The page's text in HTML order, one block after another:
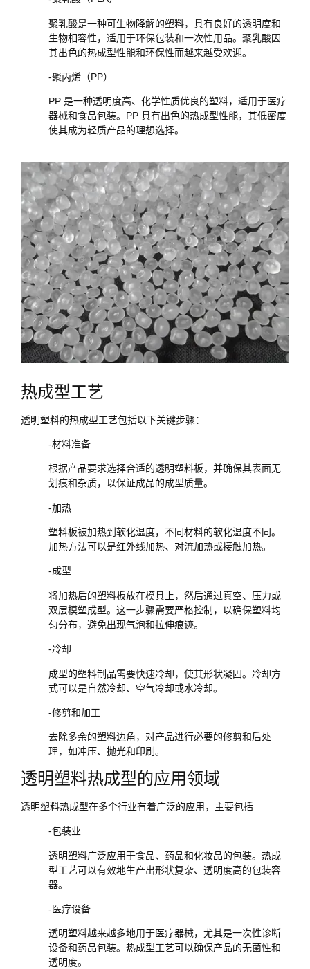
聚乳酸是一种可生物降解的塑料，具有良好的透明度和
生物相容性，适用于环保包装和一次性用品。聚乳酸因
其出色的热成型性能和环保性而越来越受欢迎。
-聚丙烯（PP）
PP 是一种透明度高、化学性质优良的塑料，适用于医疗
器械和食品包装。PP 具有出色的热成型性能，其低密度
使其成为轻质产品的理想选择。
热成型工艺
透明塑料的热成型工艺包括以下关键步骤：
-材料准备
根据产品要求选择合适的透明塑料板，并确保其表面无
划痕和杂质，以保证成品的成型质量。
-加热
塑料板被加热到软化温度，不同材料的软化温度不同。
加热方法可以是红外线加热、对流加热或接触加热。
-成型
将加热后的塑料板放在模具上，然后通过真空、压力或
双层模塑成型。这一步骤需要严格控制，以确保塑料均
匀分布，避免出现气泡和拉伸痕迹。
-冷却
成型的塑料制品需要快速冷却，使其形状凝固。冷却方
式可以是自然冷却、空气冷却或水冷却。
-修剪和加工
去除多余的塑料边角，对产品进行必要的修剪和后处
理，如冲压、抛光和印刷。
透明塑料热成型的应用领域
透明塑料热成型在多个行业有着广泛的应用，主要包括
-包装业
透明塑料广泛应用于食品、药品和化妆品的包装。热成
型工艺可以有效地生产出形状复杂、透明度高的包装容
器。
-医疗设备
透明塑料越来越多地用于医疗器械，尤其是一次性诊断
设备和药品包装。热成型工艺可以确保产品的无菌性和
透明度。